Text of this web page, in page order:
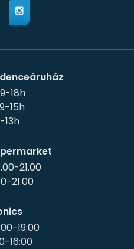
18h
15h
21.00
V: 07.00-21.00
19:00
V: 10:00-16:00